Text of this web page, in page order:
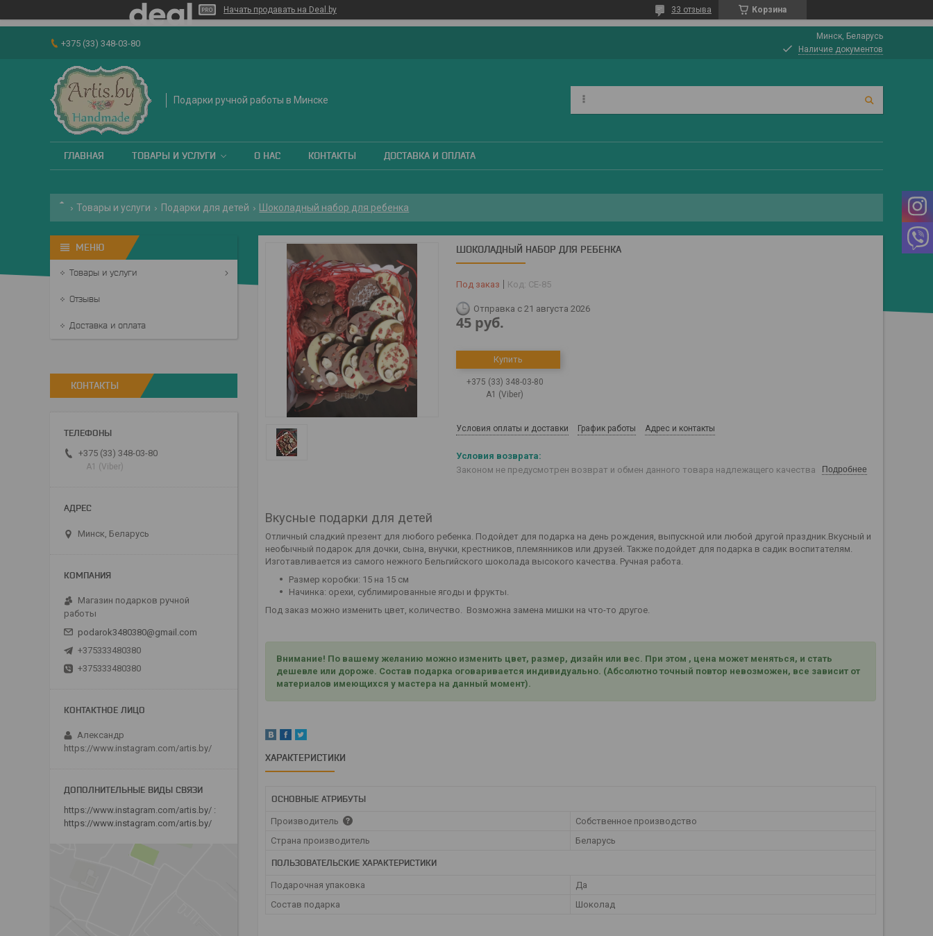
Начать продавать на Deal.by Корзина
33 отзыва
+375 (33) 348-03-80
Минск, Беларусь
Наличие документов
Подарки ручной работы в Минске
ГЛАВНАЯ ТОВАРЫ И УСЛУГИ О НАС КОНТАКТЫ ДОСТАВКА И ОПЛАТА
Товары и услуги Подарки для детей Шоколадный набор для ребенка
ШОКОЛАДНЫЙ НАБОР ДЛЯ РЕБЕНКА
Под заказ Код: СЕ-85
Отправка с 21 августа 2026
45 руб.
Купить
+375 (33) 348-03-80
А1 (Viber)
Условия оплаты и доставки График работы Адрес и контакты
Законом не предусмотрен возврат и обмен данного товара надлежащего качества Подробнее
Вкусные подарки для детей
Отличный сладкий презент для любого ребенка. Подойдет для подарка на день рождения, выпускной или любой другой праздник.Вкусный и
необычный подарок для дочки, сына, внучки, крестников, племянников или друзей. Также подойдет для подарка в садик воспитателям.
Изготавливается из самого нежного Бельгийского шоколада высокого качества. Ручная работа.
Размер коробки: 15 на 15 см
Начинка: орехи, сублимированные ягоды и фрукты.
Под заказ можно изменить цвет, количество. Возможна замена мишки на что-то другое.
Внимание! По вашему желанию можно изменить цвет, размер, дизайн или вес. При этом , цена может меняться, и стать
дешевле или дороже. Состав подарка оговаривается индивидуально. (Абсолютно точный повтор невозможен, все зависит от
материалов имеющихся у мастера на данный момент).
ХАРАКТЕРИСТИКИ
ОСНОВНЫЕ АТРИБУТЫ
Производитель
Собственное производство
Страна производитель
Беларусь
ПОЛЬЗОВАТЕЛЬСКИЕ ХАРАКТЕРИСТИКИ
Подарочная упаковка
Да
Состав подарка
Шоколад
Товары и услуги
Отзывы
Доставка и оплата
КОНТАКТЫ
+375 (33) 348-03-80
А1 (Viber)
Минск, Беларусь
Магазин подарков ручной
работы
podarok3480380@gmail.com
+375333480380
+375333480380
Александр
https://www.instagram.com/artis.by/
https://www.instagram.com/artis.by/
https://www.instagram.com/artis.by/